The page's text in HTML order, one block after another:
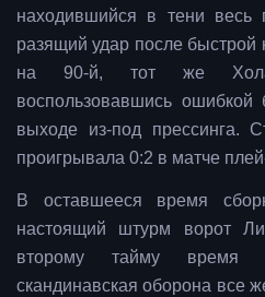
находившийся в тени весь
разящий удар после быстрой
на 90-й, тот же
воспользовавшись ошибкой
выходе из-под прессинга.
проигрывала 0:2 в матче
В оставшееся время
настоящий штурм ворот
второму тайму время
скандинавская оборона все